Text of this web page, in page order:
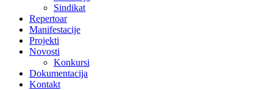
Sindikat
Repertoar
Manifestacije
Projekti
Novosti
Konkursi
Dokumentacija
Kontakt